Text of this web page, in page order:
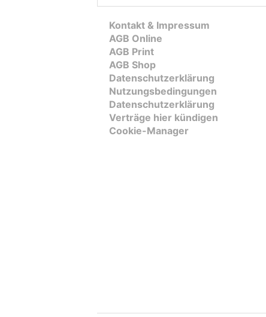
Kontakt & Impressum
AGB Online
AGB Print
AGB Shop
Datenschutzerklärung
Nutzungsbedingungen
Datenschutzerklärung
Verträge hier kündigen
Cookie-Manager